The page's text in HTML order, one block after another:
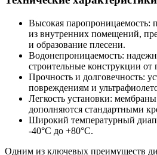
Высокая паропроницаемость:
из внутренних помещений,
и образование плесени.
Водонепроницаемость:
строительные конструкции
Прочность и долговечность:
повреждениям и
Легкость установки:
дополняются стандартными
Широкий температурный
-40°C до +80°C.
Одним из ключевых преимуществ